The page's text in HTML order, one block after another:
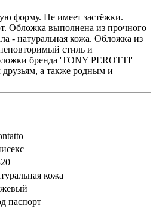
форму. Не имеет застёжки.
Обложка выполнена из прочного
- натуральная кожа. Обложка из
стиль и
бренда 'TONY PEROTTI'
а также родным и
кожа
паспорт